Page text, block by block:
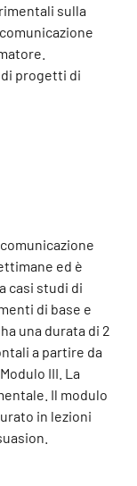
sulla
progetti di
ed è
casi studi di
di base e
una durata di 2
a partire da
III. La
Il modulo
in lezioni